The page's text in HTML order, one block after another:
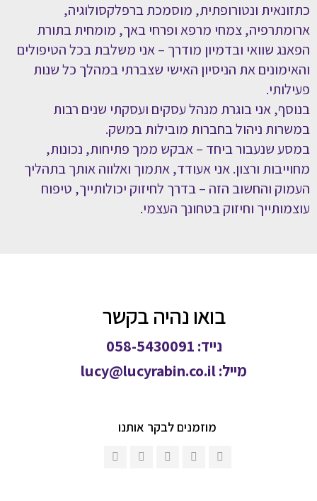
כתזונאית ונטורופתית, מוסמכת ברפלקסולוגיה,
ארומתרפיה, צמחי מרפא ופרחי באך, מומחית בתורת
הפאנג שוואי ובדמיון מודרך – אני משלבת בכל הטיפולים
והאימונים את הניסיון האישי שצברתי במהלך כל שנות
פעילותי.
בנוסף, אני בוגרת מנהל עסקים ועסקתי שנים רבות
במשרות ניהול בחברות מובילות במשק.
במסע שנעבור ביחד – אבקש ממך פתיחות, נכונות,
מחוייבות ורצון. אני אעודד, אתמוך ואלווה אותך בתהליך
העמוק והחשוב הזה – בדרך לחיזוק יכולותייך, טיפוח
עוצמותייך וחיזוק בטחונך העצמי.
בואו נהיה בקשר
נייד: 058-5430091
מייל:lucy@lucyrabin.co.il
מוזמנים לבקר אותנו